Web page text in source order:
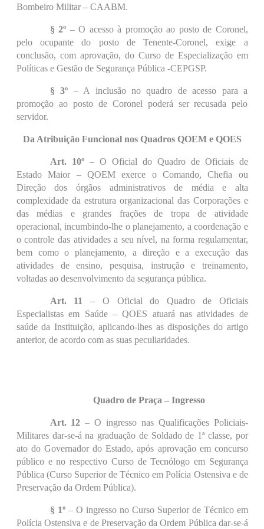
Bombeiro Militar – CAABM.
§ 2º – O acesso à promoção ao posto de Coronel,
pelo ocupante do posto de Tenente-Coronel, exige a
conclusão, com aprovação, do Curso de Especialização em
Políticas e Gestão de Segurança Pública -CEPGSP.
§ 3º – A inclusão no quadro de acesso para a
promoção ao posto de Coronel poderá ser recusada pelo
servidor.
Da Atribuição Funcional nos Quadros QOEM e QOES
Art. 10º– O Oficial do Quadro de Oficiais de
Estado Maior – QOEM exerce o Comando, Chefia ou
Direção dos órgãos administrativos de média e alta
complexidade da estrutura organizacional das Corporações e
das médias e grandes frações de tropa de atividade
operacional, incumbindo-lhe o planejamento, a coordenação e
o controle das atividades a seu nível, na forma regulamentar,
bem como o planejamento, a direção e a execução das
atividades de ensino, pesquisa, instrução e treinamento,
voltadas ao desenvolvimento da segurança pública.
Art. 11
– O Oficial do Quadro de Oficiais
Especialistas em Saúde – QOES atuará nas atividades de
saúde da Instituição, aplicando-lhes as disposições do artigo
anterior, de acordo com as suas peculiaridades.
Quadro de Praça – Ingresso
Art. 12– O ingresso nas Qualificações Policiais-
Militares dar-se-á na graduação de Soldado de 1ª classe, por
ato do Governador do Estado, após aprovação em concurso
público e no respectivo Curso de Tecnólogo em Segurança
Pública (Curso Superior de Técnico em Polícia Ostensiva e de
Preservação da Ordem Pública).
§ 1º– O ingresso no Curso Superior de Técnico em
Polícia Ostensiva e de Preservação da Ordem Pública dar-se-á